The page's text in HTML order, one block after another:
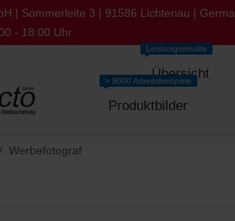
| Sommerleite 3 | 91586 Lichtenau |
- 18:00 Uhr
Übersicht
Leistungsinhalte
Produktbilder
> 8000 Arbeitsbeispiele
Werbefotograf